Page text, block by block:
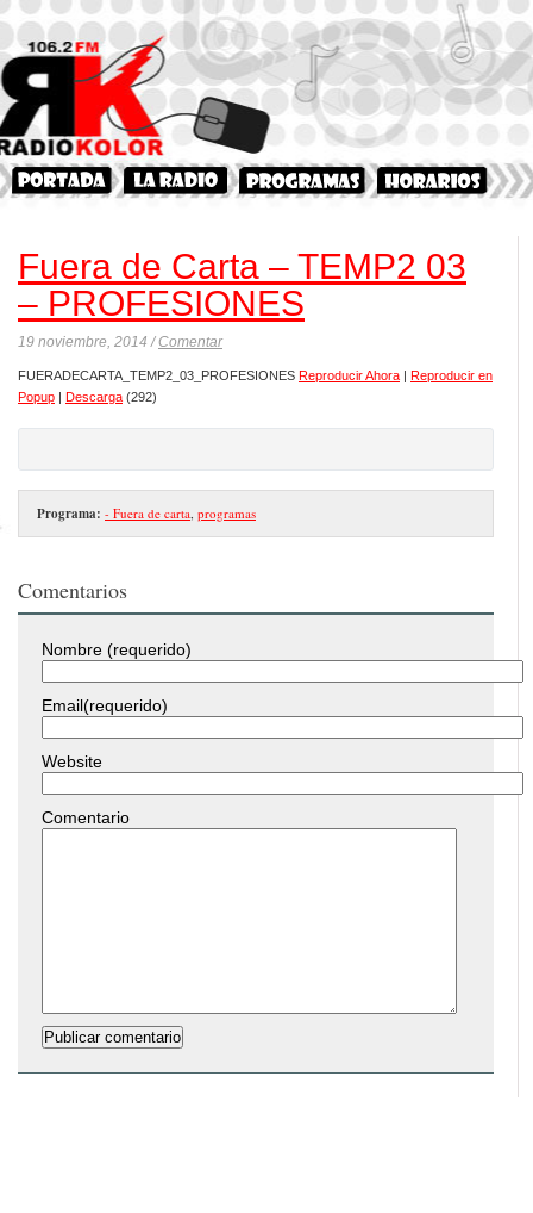
Fuera de Carta – TEMP2 03
– PROFESIONES
19 noviembre, 2014 /Comentar
FUERADECARTA_TEMP2_03_PROFESIONES Reproducir Ahora | Reproducir en
Popup | Descarga (292)
Programa: - Fuera de carta, programas
Comentarios
Nombre (requerido)
Email(requerido)
Website
Comentario